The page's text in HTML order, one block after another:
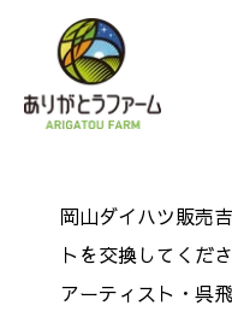
岡山ダイハツ販売
トを交換してくだ
アーティス ト・呉